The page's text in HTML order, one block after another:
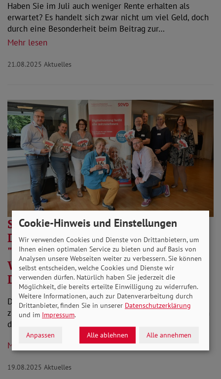
Haben Sie im Juli auch weniger Rente erhalten als
erwartet? Es handelt sich zwar nicht um viel Geld, doch
durch eine Besonderheit beim Beitrag zur…
Mehr lesen
21.08.2025 Aktuelles
Senioren fit machen für die
Digitalisierung - SoVD-Projekt
"Digitale Gesandte" startet mit
Workshops in Kiel und
Dithmarschen
Digitalisierung muss so gestaltet werden, dass niemand
zurückbleibt. Der SoVD Schleswig-Holstein widmet sich
dieser wichtigen gesellschaftlichen…
Mehr lesen
19.08.2025 Aktuelles
Cookie-Hinweis und Einstellungen
Wir verwenden Cookies und Dienste von Drittanbietern, um
Ihnen einen optimalen Service zu bieten und auf Basis von
Analysen unsere Webseiten weiter zu verbessern. Sie können
selbst entscheiden, welche Cookies und Dienste wir
verwenden dürfen. Natürlich haben Sie jederzeit die
Möglichkeit, die bereits erteilte Einwilligung zu widerrufen.
Weitere Informationen, auch zur Datenverarbeitung durch
Drittanbieter, finden Sie in unserer Datenschutzerklärung
und im Impressum.
Anpassen Alle ablehnen Alle annehmen